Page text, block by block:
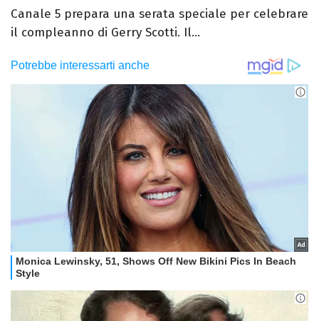
Canale 5 prepara una serata speciale per celebrare
il compleanno di Gerry Scotti. Il...